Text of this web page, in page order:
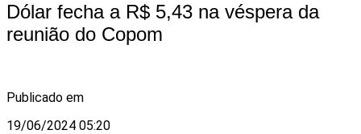
Dólar fecha a R$ 5,43 na véspera da
reunião do Copom
Publicado em
19/06/2024 05:20